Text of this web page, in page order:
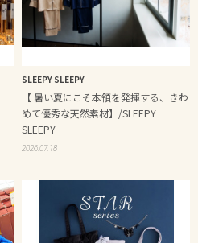
SLEEPY SLEEPY
【 暑い夏にこそ本領を発揮する、きわ
めて優秀な天然素材】/SLEEPY
SLEEPY
2026.07.18